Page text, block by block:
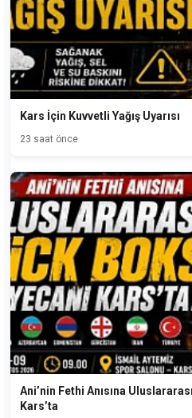
Kars İçin Kuvvetli Yağış Uyarısı
23 saat önce
Ani’nin Fethi Anısına
Kars’ta